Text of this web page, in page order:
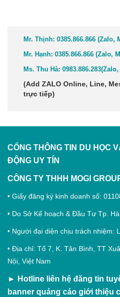
Mr. Thịnh: 0385.866.866 (Zalo,
Mr. Hạnh: 0385.866.866 (Zalo,
Ms. Thu Hà: 0983.886.283(Zalo,
(Add ZALO Online, Line,
trực tiếp)
CỔNG THÔNG TIN DU HỌC
ĐỘNG UY TÍN
CÔNG TY THHH MOGI
• Giấy đăng ký kinh doanh số:
• Do Sở Kế hoạch & Đầu Tư Tp.
• Người đại diện chịu trách nhiệm:
• Địa chỉ: Tổ 7, K. Tân Bình, TT
Nội, Việt Nam
► Hotline liên hệ đăng tin
banner quảng cáo giới thiệu